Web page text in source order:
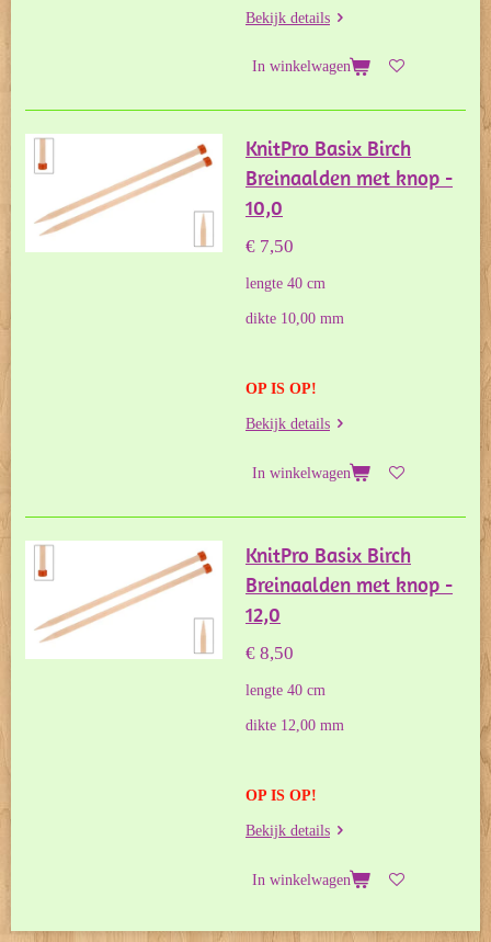
Bekijk details
In winkelwagen
KnitPro Basix Birch
Breinaalden met knop -
10,0
€ 7,50
lengte 40 cm
dikte 10,00 mm
OP IS OP!
Bekijk details
In winkelwagen
KnitPro Basix Birch
Breinaalden met knop -
12,0
€ 8,50
lengte 40 cm
dikte 12,00 mm
OP IS OP!
Bekijk details
In winkelwagen